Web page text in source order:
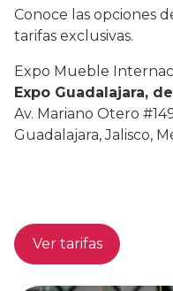
Conoce las opciones
tarifas exclusivas.
Expo Mueble
Expo Guadalajara,
Av. Mariano Otero
Guadalajara, Jalisco,
Ver tarifas